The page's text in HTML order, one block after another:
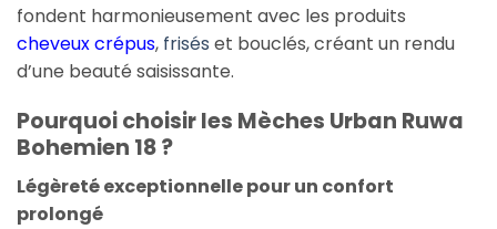
fondent harmonieusement avec les produits
cheveux crépus, frisés et bouclés, créant un rendu
d’une beauté saisissante.
Pourquoi choisir les Mèches Urban Ruwa
Bohemien 18 ?
Légèreté exceptionnelle pour un confort
prolongé